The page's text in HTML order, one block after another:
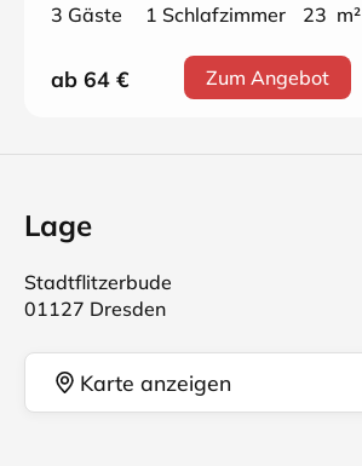
3 Gäste
1 Schlafzimmer 23 m²
ab 64 € Zum Angebot
Lage
Stadtflitzerbude
01127 Dresden
Karte anzeigen